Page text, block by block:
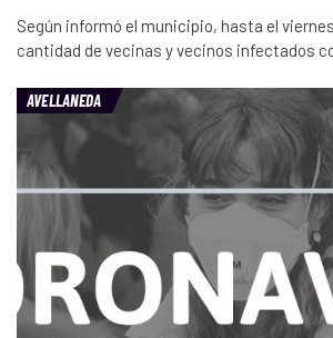
Según informó el municipio, hasta el
cantidad de vecinas y vecinos infectados
AVELLANEDA